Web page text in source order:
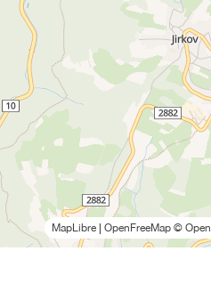
MapLibre OpenFreeMap ©